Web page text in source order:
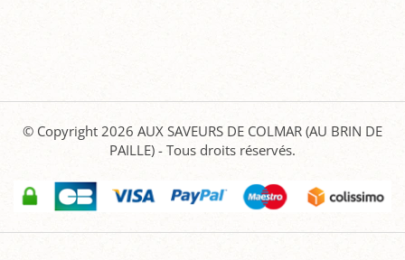
© Copyright 2026 AUX SAVEURS DE COLMAR (AU BRIN DE
PAILLE) - Tous droits réservés.